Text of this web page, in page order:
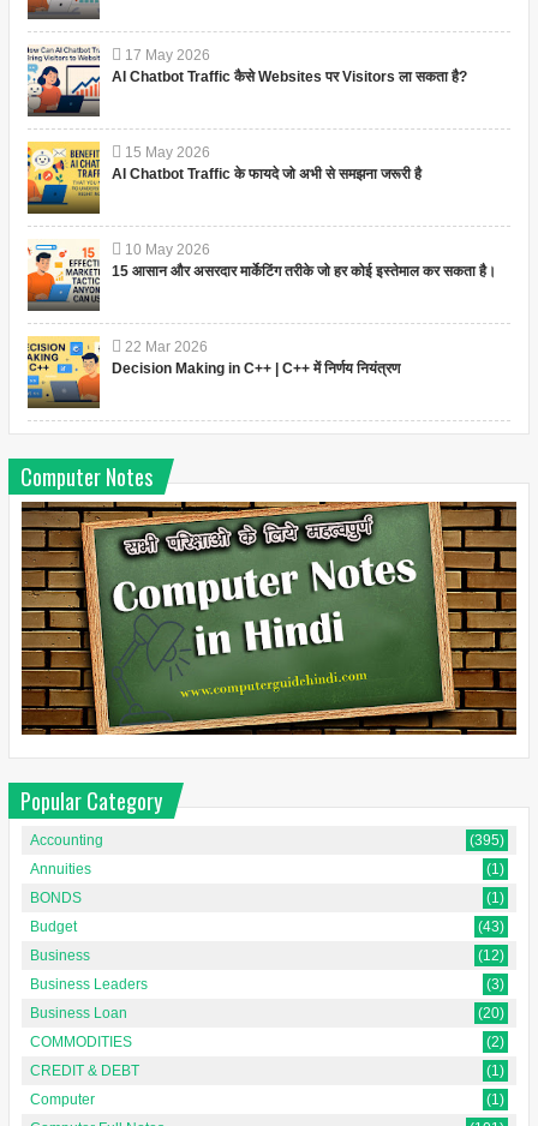
17 May 2026
AI Chatbot Traffic कैसे Websites पर Visitors ला सकता है?
15 May 2026
AI Chatbot Traffic के फायदे जो अभी से समझना जरूरी है
10 May 2026
15 आसान और असरदार मार्केटिंग तरीके जो हर कोई इस्तेमाल कर सकता है।
22 Mar 2026
Decision Making in C++ | C++ में निर्णय नियंत्रण
Computer Notes
Popular Category
Accounting
(395)
Annuities
(1)
BONDS
(1)
Budget
(43)
Business
(12)
Business Leaders
(3)
Business Loan
(20)
COMMODITIES
(2)
CREDIT & DEBT
(1)
Computer
(1)